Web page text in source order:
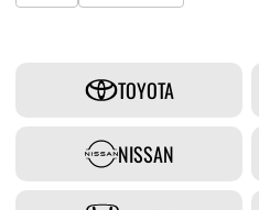
TOYOTA
NISSAN